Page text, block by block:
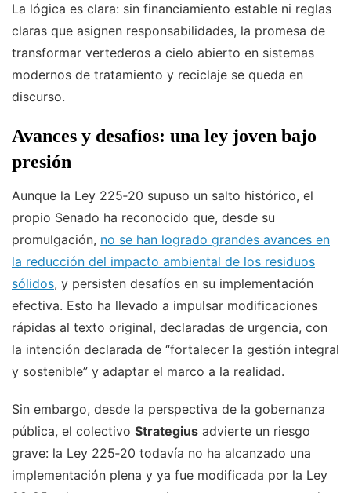
La lógica es clara: sin financiamiento estable ni reglas
claras que asignen responsabilidades, la promesa de
transformar vertederos a cielo abierto en sistemas
modernos de tratamiento y reciclaje se queda en
discurso.
Avances y desafíos: una ley joven bajo
presión
Aunque la Ley 225‑20 supuso un salto histórico, el
propio Senado ha reconocido que, desde su
promulgación, no se han logrado grandes avances en
la reducción del impacto ambiental de los residuos
sólidos, y persisten desafíos en su implementación
efectiva. Esto ha llevado a impulsar modificaciones
rápidas al texto original, declaradas de urgencia, con
la intención declarada de “fortalecer la gestión integral
y sostenible” y adaptar el marco a la realidad.
Sin embargo, desde la perspectiva de la gobernanza
pública, el colectivo Strategius advierte un riesgo
grave: la Ley 225‑20 todavía no ha alcanzado una
implementación plena y ya fue modificada por la Ley